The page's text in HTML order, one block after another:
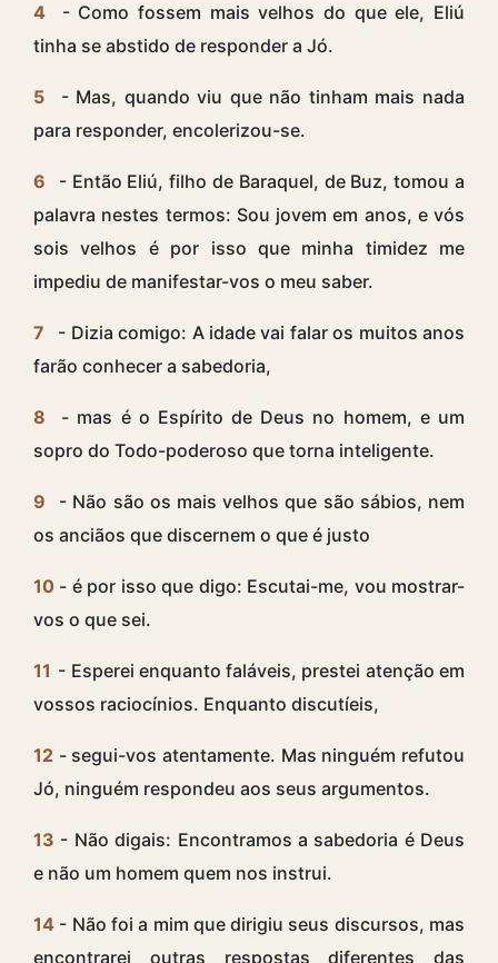
4
- Como fossem mais velhos do que ele, Eliú
tinha se abstido de responder a Jó.
5
- Mas, quando viu que não tinham mais nada
para responder, encolerizou-se.
6
- Então Eliú, filho de Baraquel, de Buz, tomou a
palavra nestes termos: Sou jovem em anos, e vós
sois velhos é por isso que minha timidez me
impediu de manifestar-vos o meu saber.
7
- Dizia comigo: A idade vai falar os muitos anos
farão conhecer a sabedoria,
8
- mas é o Espírito de Deus no homem, e um
sopro do Todo-poderoso que torna inteligente.
9
- Não são os mais velhos que são sábios, nem
os anciãos que discernem o que é justo
10 - é por isso que digo: Escutai-me, vou mostrar-
vos o que sei.
11 - Esperei enquanto faláveis, prestei atenção em
vossos raciocínios. Enquanto discutíeis,
12 - segui-vos atentamente. Mas ninguém refutou
Jó, ninguém respondeu aos seus argumentos.
13 - Não digais: Encontramos a sabedoria é Deus
e não um homem quem nos instrui.
14 - Não foi a mim que dirigiu seus discursos, mas
encontrarei outras respostas diferentes das